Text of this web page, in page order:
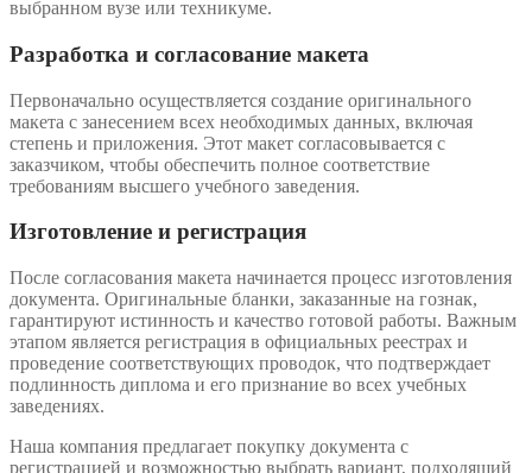
выбранном вузе или техникуме.
Разработка и согласование макета
Первоначально осуществляется создание оригинального
макета с занесением всех необходимых данных, включая
степень и приложения. Этот макет согласовывается с
заказчиком, чтобы обеспечить полное соответствие
требованиям высшего учебного заведения.
Изготовление и регистрация
После согласования макета начинается процесс изготовления
документа. Оригинальные бланки, заказанные на гознак,
гарантируют истинность и качество готовой работы. Важным
этапом является регистрация в официальных реестрах и
проведение соответствующих проводок, что подтверждает
подлинность диплома и его признание во всех учебных
заведениях.
Наша компания предлагает покупку документа с
регистрацией и возможностью выбрать вариант, подходящий